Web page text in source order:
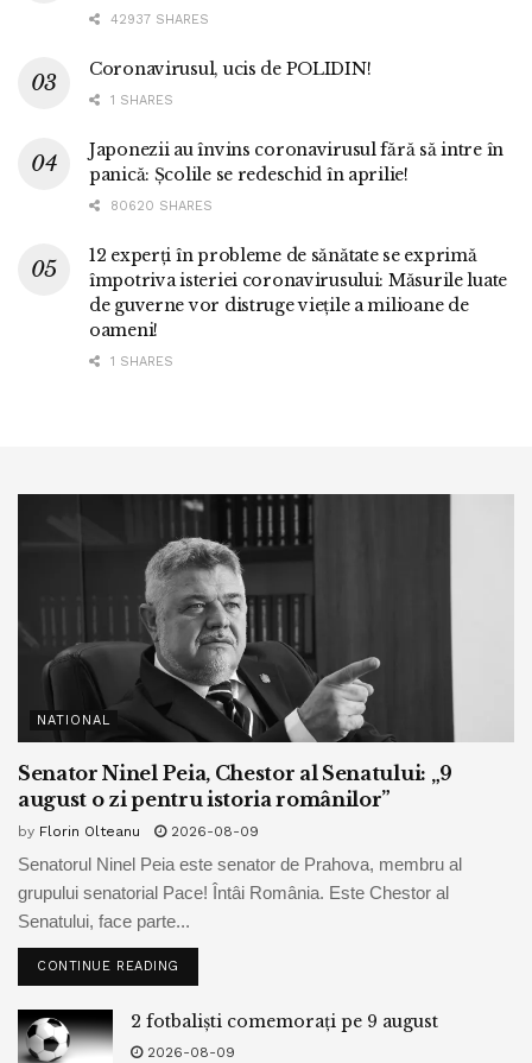
42937 SHARES
Coronavirusul, ucis de POLIDIN!
1 SHARES
Japonezii au învins coronavirusul fără să intre în
panică: Școlile se redeschid în aprilie!
80620 SHARES
12 experți în probleme de sănătate se exprimă
împotriva isteriei coronavirusului: Măsurile luate
de guverne vor distruge viețile a milioane de
oameni!
1 SHARES
NATIONAL
Senator Ninel Peia, Chestor al Senatului: „9
august o zi pentru istoria românilor”
by Florin Olteanu 2026-08-09
Senatorul Ninel Peia este senator de Prahova, membru al
grupului senatorial Pace! Întâi România. Este Chestor al
Senatului, face parte...
CONTINUE READING
2 fotbaliști comemorați pe 9 august
2026-08-09